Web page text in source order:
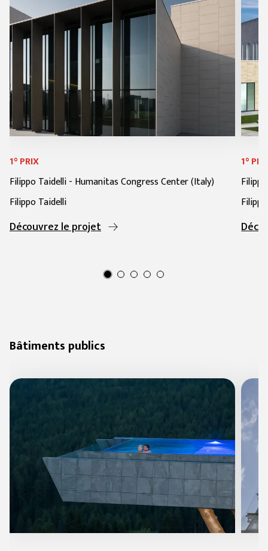
1° PRIX
Filippo Taidelli- Humanitas Congress Center (Italy)
Filippo Taidelli
Découvrez le projet
1°
Bâtiments publics